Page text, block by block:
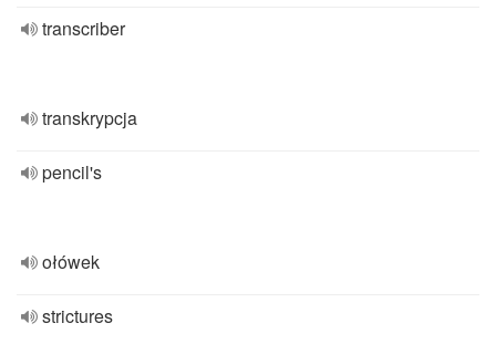
transcriber
transkrypcja
pencil's
ołówek
strictures